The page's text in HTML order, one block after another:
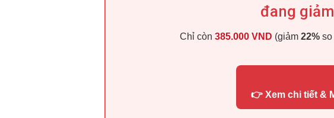
đang
Chỉ còn 385.000 VND (giảm 22%so
👉 Xem chi tiết &